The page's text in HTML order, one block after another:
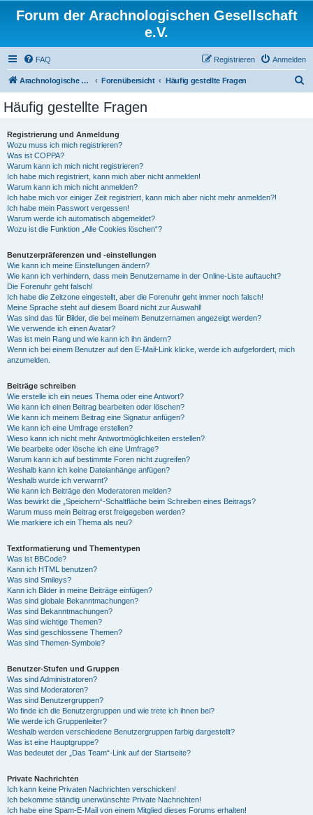
Forum der Arachnologischen Gesellschaft
e.V.
FAQ Anmelden
Registrieren
Arachnologische Gesellschaft e. V. Forenübersicht Häufig gestellte Fragen
Häufig gestellte Fragen
Registrierung und Anmeldung
Wozu muss ich mich registrieren?
Was ist COPPA?
Warum kann ich mich nicht registrieren?
Ich habe mich registriert, kann mich aber nicht anmelden!
Warum kann ich mich nicht anmelden?
Ich habe mich vor einiger Zeit registriert, kann mich aber nicht mehr anmelden?!
Ich habe mein Passwort vergessen!
Warum werde ich automatisch abgemeldet?
Wozu ist die Funktion „Alle Cookies löschen“?
Benutzerpräferenzen und -einstellungen
Wie kann ich meine Einstellungen ändern?
Wie kann ich verhindern, dass mein Benutzername in der Online-Liste auftaucht?
Die Forenuhr geht falsch!
Ich habe die Zeitzone eingestellt, aber die Forenuhr geht immer noch falsch!
Meine Sprache steht auf diesem Board nicht zur Auswahl!
Was sind das für Bilder, die bei meinem Benutzernamen angezeigt werden?
Wie verwende ich einen Avatar?
Was ist mein Rang und wie kann ich ihn ändern?
Wenn ich bei einem Benutzer auf den E-Mail-Link klicke, werde ich aufgefordert, mich
anzumelden.
Beiträge schreiben
Wie erstelle ich ein neues Thema oder eine Antwort?
Wie kann ich einen Beitrag bearbeiten oder löschen?
Wie kann ich meinem Beitrag eine Signatur anfügen?
Wie kann ich eine Umfrage erstellen?
Wieso kann ich nicht mehr Antwortmöglichkeiten erstellen?
Wie bearbeite oder lösche ich eine Umfrage?
Warum kann ich auf bestimmte Foren nicht zugreifen?
Weshalb kann ich keine Dateianhänge anfügen?
Weshalb wurde ich verwarnt?
Wie kann ich Beiträge den Moderatoren melden?
Was bewirkt die „Speichern“-Schaltfläche beim Schreiben eines Beitrags?
Warum muss mein Beitrag erst freigegeben werden?
Wie markiere ich ein Thema als neu?
Textformatierung und Thementypen
Was ist BBCode?
Kann ich HTML benutzen?
Was sind Smileys?
Kann ich Bilder in meine Beiträge einfügen?
Was sind globale Bekanntmachungen?
Was sind Bekanntmachungen?
Was sind wichtige Themen?
Was sind geschlossene Themen?
Was sind Themen-Symbole?
Benutzer-Stufen und Gruppen
Was sind Administratoren?
Was sind Moderatoren?
Was sind Benutzergruppen?
Wo finde ich die Benutzergruppen und wie trete ich ihnen bei?
Wie werde ich Gruppenleiter?
Weshalb werden verschiedene Benutzergruppen farbig dargestellt?
Was ist eine Hauptgruppe?
Was bedeutet der „Das Team“-Link auf der Startseite?
Private Nachrichten
Ich kann keine Privaten Nachrichten verschicken!
Ich bekomme ständig unerwünschte Private Nachrichten!
Ich habe eine Spam-E-Mail von einem Mitglied dieses Forums erhalten!